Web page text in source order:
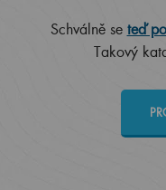
Schválně se teď
Takový